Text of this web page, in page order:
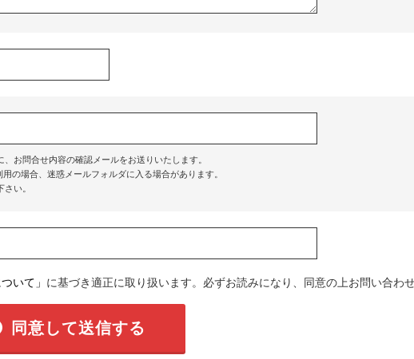
お問合せ内容の確認メールをお送りいたします。
の場合、迷惑メールフォルダに入る場合があります。
い。
いて」 に基づき適正に取り扱います。必ずお読みになり、同意の上お問い合わ
同意して送信する